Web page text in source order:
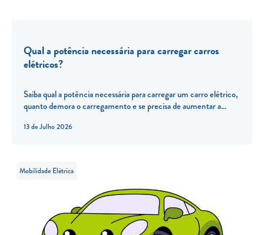
13 de Julho 2026
Qual a potência necessária para carregar carros
elétricos?
Saiba qual a potência necessária para carregar um carro elétrico,
quanto demora o carregamento e se precisa de aumentar a...
Mobilidade Elétrica